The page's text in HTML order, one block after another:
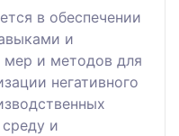
в обеспечении
и
и методов для
негативного
и